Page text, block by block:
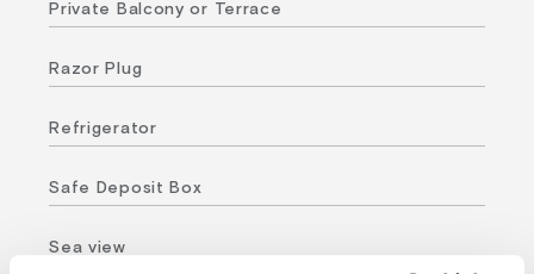
Private Balcony or Terrace
Razor Plug
Refrigerator
Safe Deposit Box
Sea view